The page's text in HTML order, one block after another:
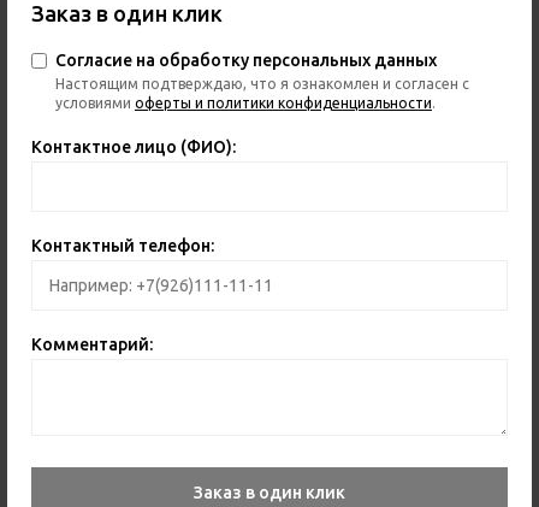
Заказ в один клик
Согласие на обработку персональных данных
Настоящим подтверждаю, что я ознакомлен и согласен с
условиями оферты и политики конфиденциальности.
Контактное лицо (ФИО):
Контактный телефон:
Комментарий:
Заказ в один клик